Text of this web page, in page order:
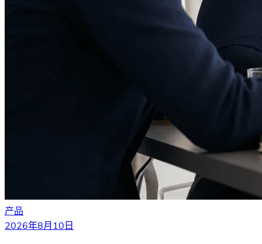
产品
2026年8月10日